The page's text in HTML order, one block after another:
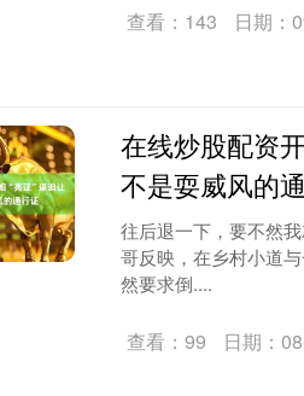
查看：143 日期：
在线炒股配资
不是耍威风的
往后退一下，要不然
哥反映，在乡村小道
然要求倒....
查看：99 日期：